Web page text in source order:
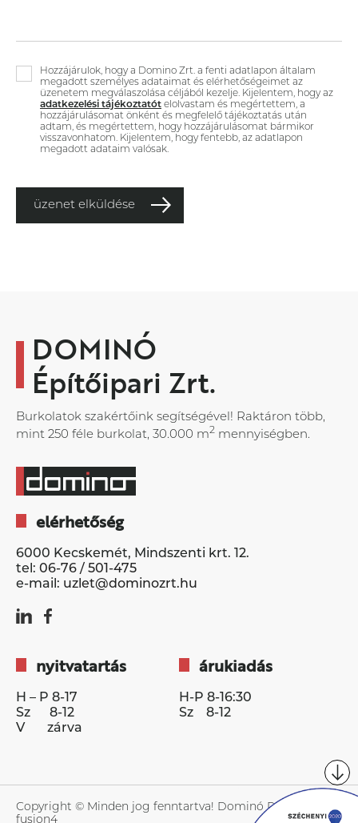
Hozzájárulok, hogy a Domino Zrt. a fenti adatlapon általam
megadott személyes adataimat és elérhetőségeimet az
üzenetem megválaszolása céljából kezelje. Kijelentem, hogy az
adatkezelési tájékoztatót elolvastam és megértettem, a
hozzájárulásomat önként és megfelelő tájékoztatás után
adtam, és megértettem, hogy hozzájárulásomat bármikor
visszavonhatom. Kijelentem, hogy fentebb, az adatlapon
megadott adataim valósak.
üzenet elküldése
DOMINÓ
Építőipari Zrt.
Burkolatok szakértőink segítségével! Raktáron több,
mint 250 féle burkolat, 30.000 m2 mennyiségben.
elérhetőség
6000 Kecskemét, Mindszenti krt. 12.
tel: 06-76 / 501-475
e-mail: uzlet@dominozrt.hu
nyitvatartás
H – P 8-17
Sz 8-12
V zárva
árukiadás
H-P 8-16:30
Sz 8-12
Copyright © Minden jog fenntartva! Dominó Powered by
fusion4